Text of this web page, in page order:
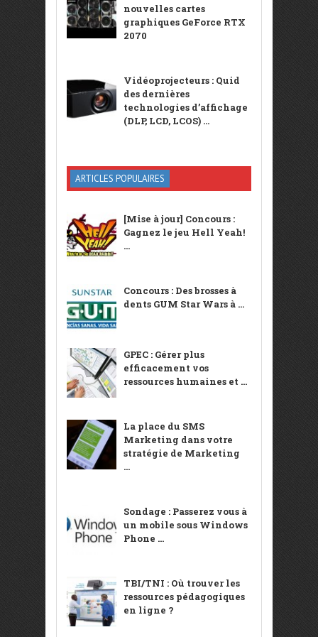
nouvelles cartes
graphiques GeForce RTX
2070
Vidéoprojecteurs : Quid
des dernières
technologies d’affichage
(DLP, LCD, LCOS) ...
ARTICLES POPULAIRES
[Mise à jour] Concours :
Gagnez le jeu Hell Yeah!
...
Concours : Des brosses à
dents GUM Star Wars à ...
GPEC : Gérer plus
efficacement vos
ressources humaines et ...
La place du SMS
Marketing dans votre
stratégie de Marketing
...
Sondage : Passerez vous à
un mobile sous Windows
Phone ...
TBI/TNI : Où trouver les
ressources pédagogiques
en ligne ?